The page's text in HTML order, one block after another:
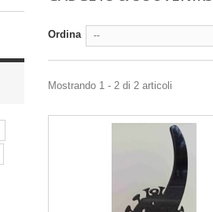
Ordina --
Mostrando 1 - 2 di 2 articoli